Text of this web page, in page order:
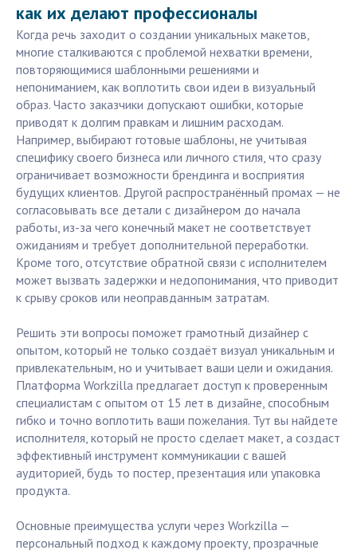
как их делают профессионалы
Когда речь заходит о создании уникальных макетов,
многие сталкиваются с проблемой нехватки времени,
повторяющимися шаблонными решениями и
непониманием, как воплотить свои идеи в визуальный
образ. Часто заказчики допускают ошибки, которые
приводят к долгим правкам и лишним расходам.
Например, выбирают готовые шаблоны, не учитывая
специфику своего бизнеса или личного стиля, что сразу
ограничивает возможности брендинга и восприятия
будущих клиентов. Другой распространённый промах — не
согласовывать все детали с дизайнером до начала
работы, из-за чего конечный макет не соответствует
ожиданиям и требует дополнительной переработки.
Кроме того, отсутствие обратной связи с исполнителем
может вызвать задержки и недопонимания, что приводит
к срыву сроков или неоправданным затратам.
Решить эти вопросы поможет грамотный дизайнер с
опытом, который не только создаёт визуал уникальным и
привлекательным, но и учитывает ваши цели и ожидания.
Платформа Workzilla предлагает доступ к проверенным
специалистам с опытом от 15 лет в дизайне, способным
гибко и точно воплотить ваши пожелания. Тут вы найдете
исполнителя, который не просто сделает макет, а создаст
эффективный инструмент коммуникации с вашей
аудиторией, будь то постер, презентация или упаковка
продукта.
Основные преимущества услуги через Workzilla —
персональный подход к каждому проекту, прозрачные